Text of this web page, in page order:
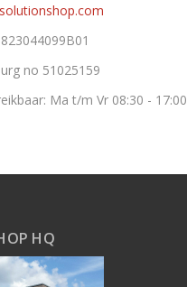
no 51025159
Ma t/m Vr 08:30 - 17:00
HQ